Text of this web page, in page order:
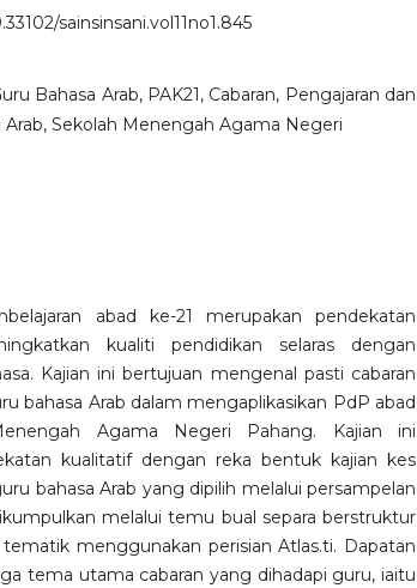
sainsinsani.vol11no1.845
Bahasa Arab, PAK21, Cabaran, Pengajaran dan
Arab, Sekolah Menengah Agama Negeri
abad ke-21 merupakan pendekatan
kualiti pendidikan selaras dengan
Kajian ini bertujuan mengenal pasti cabaran
bahasa Arab dalam mengaplikasikan PdP abad
Agama Negeri Pahang. Kajian ini
kualitatif dengan reka bentuk kajian kes
bahasa Arab yang dipilih melalui persampelan
melalui temu bual separa berstruktur
tematik menggunakan perisian Atlas.ti. Dapatan
tema utama cabaran yang dihadapi guru, iaitu